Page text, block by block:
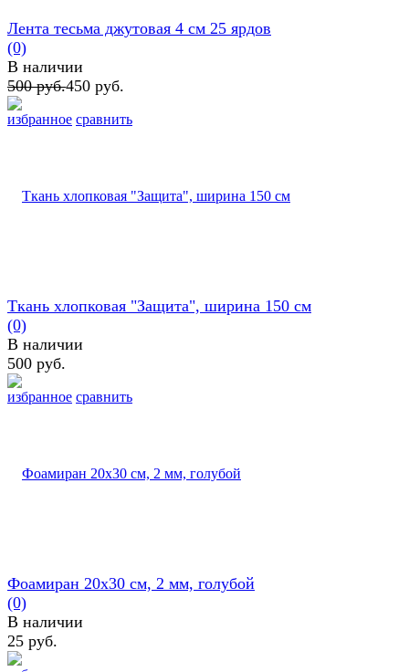
избранное сравнить
Лента тесьма джутовая 4 см 25 ярдов
(0)
В наличии
500 руб.450 руб.
избранное сравнить
Ткань хлопковая "Защита", ширина 150 см
(0)
В наличии
500 руб.
Фоамиран 20х30 см, 2 мм, голубой
(0)
В наличии
25 руб.